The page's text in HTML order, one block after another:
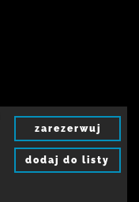
zarezerwuj
dodaj do listy